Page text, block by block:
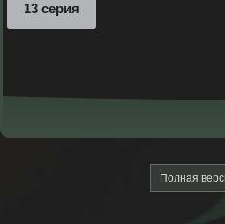
13 серия
Полная